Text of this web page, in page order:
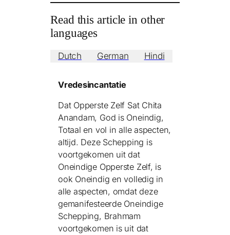
Read this article in other
languages
Dutch German Hindi
Vredesincantatie
Dat Opperste Zelf Sat Chita
Anandam, God is Oneindig,
Totaal en vol in alle aspecten,
altijd. Deze Schepping is
voortgekomen uit dat
Oneindige Opperste Zelf, is
ook Oneindig en volledig in
alle aspecten, omdat deze
gemanifesteerde Oneindige
Schepping, Brahmam
voortgekomen is uit dat